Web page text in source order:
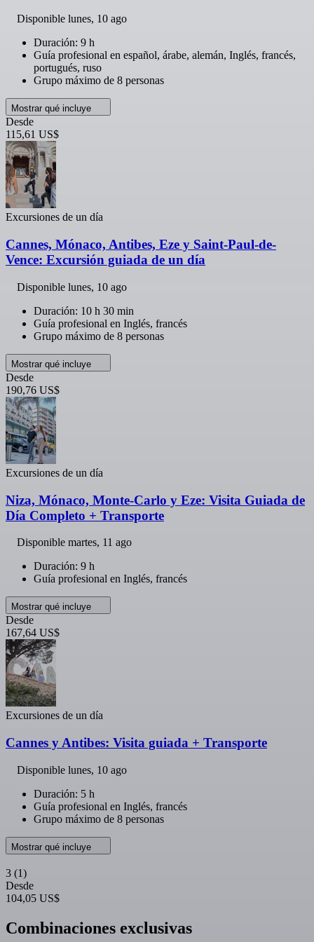
Disponible lunes, 10 ago
Duración: 9 h
Guía profesional en español, árabe, alemán, Inglés, francés,
portugués, ruso
Grupo máximo de 8 personas
Mostrar qué incluye
Desde
115,61 US$
Excursiones de un día
Cannes, Mónaco, Antibes, Eze y Saint-Paul-de-
Vence: Excursión guiada de un día
Disponible lunes, 10 ago
Duración: 10 h 30 min
Guía profesional en Inglés, francés
Grupo máximo de 8 personas
Mostrar qué incluye
Desde
190,76 US$
Excursiones de un día
Niza, Mónaco, Monte-Carlo y Eze: Visita Guiada de
Día Completo + Transporte
Disponible martes, 11 ago
Duración: 9 h
Guía profesional en Inglés, francés
Mostrar qué incluye
Desde
167,64 US$
Excursiones de un día
Cannes y Antibes: Visita guiada + Transporte
Disponible lunes, 10 ago
Duración: 5 h
Guía profesional en Inglés, francés
Grupo máximo de 8 personas
Mostrar qué incluye
3 (1)
Desde
104,05 US$
Combinaciones exclusivas